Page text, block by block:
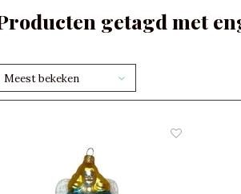
getagd met
Meest bekeken